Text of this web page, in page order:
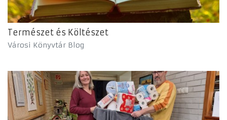
Természet és Költészet
Városi Könyvtár Blog